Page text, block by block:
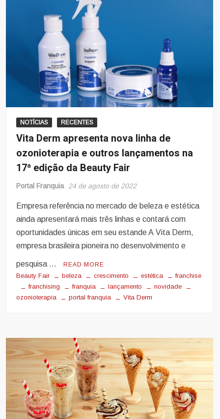
NOTÍCIAS RECENTES
Vita Derm apresenta nova linha de
ozonioterapia e outros lançamentos na
17ª edição da Beauty Fair
Portal Franquia 24 de agosto de 2022
Empresa referência no mercado de beleza e estética
ainda apresentará mais três linhas e contará com
oportunidades únicas em seu estande A Vita Derm,
empresa brasileira pioneira no desenvolvimento e
pesquisa … READ MORE
Beauty Fair beleza crescimento estética
franchise
franchising
franquia lançamento
novidade
ozonioterapia
portal franquia Vita Derm